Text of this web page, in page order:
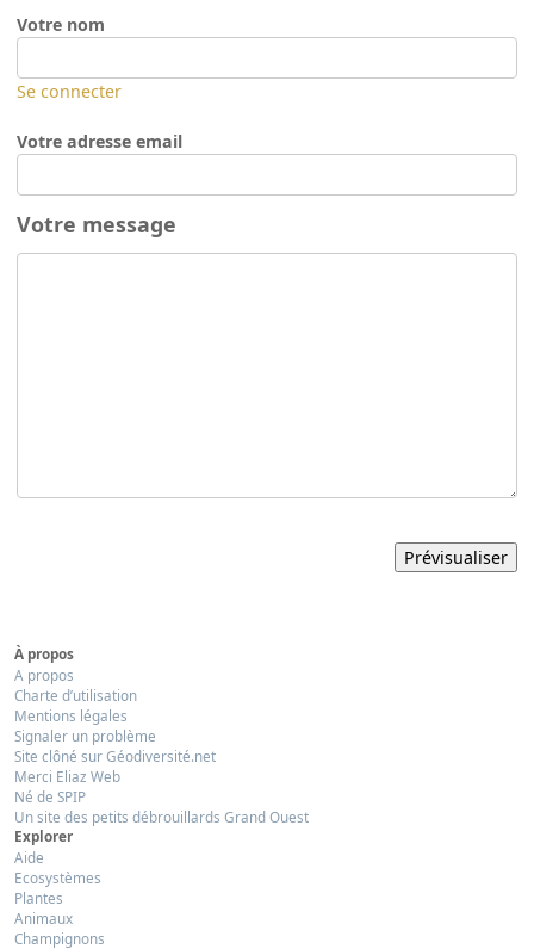
Votre nom
Se connecter
Votre adresse email
Votre message
À propos
A propos
Charte d’utilisation
Mentions légales
Signaler un problème
Site clôné sur Géodiversité.net
Merci Eliaz Web
Né de SPIP
Un site des petits débrouillards Grand Ouest
Explorer
Aide
Ecosystèmes
Plantes
Animaux
Champignons